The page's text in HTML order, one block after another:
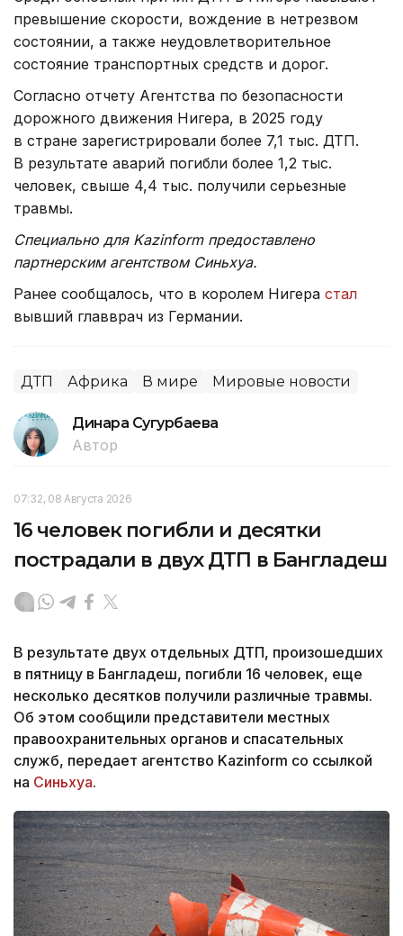
превышение скорости, вождение в нетрезвом
состоянии, а также неудовлетворительное
состояние транспортных средств и дорог.
Согласно отчету Агентства по безопасности
дорожного движения Нигера, в 2025 году
в стране зарегистрировали более 7,1 тыс. ДТП.
В результате аварий погибли более 1,2 тыс.
человек, свыше 4,4 тыс. получили серьезные
травмы.
Специально для Kazinform предоставлено
партнерским агентством Синьхуа.
Ранее сообщалось, что в королем Нигера стал
вывший главврач из Германии.
ДТП Африка В мире Мировые новости
Динара Сугурбаева
Автор
07:32, 08 Августа 2026
16 человек погибли и десятки
пострадали в двух ДТП в Бангладеш
В результате двух отдельных ДТП, произошедших
в пятницу в Бангладеш, погибли 16 человек, еще
несколько десятков получили различные травмы.
Об этом сообщили представители местных
правоохранительных органов и спасательных
служб, передает агентство Kazinform со ссылкой
на Синьхуа.